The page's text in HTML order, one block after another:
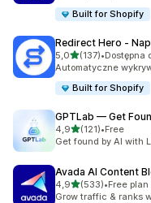
Built for Shopify
Redirect Hero ‑
5,0na 5 gwiazdek
(137)
Łączna liczba
•Dostępna
Automatyczne
Built for Shopify
GPTLab — Get
4,9na 5 gwiazdek
(121)
Łączna liczba recenzji:
•Free
Get found by AI with
Avada AI Content
4,9na 5 gwiazdek
(533)
Łączna liczba
•Free
Grow traffic & ranks